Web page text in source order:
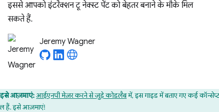
इससे आपको इंटरैक्शन टू नेक्स्ट पेंट को बेहतर बनाने के मौके मिल
सकते हैं.
Jeremy Wagner
इसे आज़माएं:आईएनपी मेज़र करने से जुड़े कोडलैबमें, इस गाइड में बताए गए कई
हैं. इसे आज़माएं!